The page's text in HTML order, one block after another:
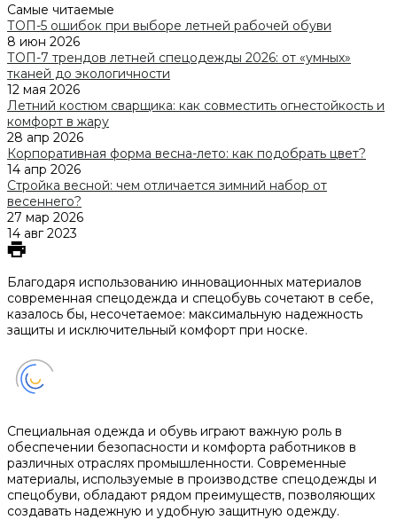
Самые читаемые
ТОП-5 ошибок при выборе летней рабочей обуви
8 июн 2026
ТОП-7 трендов летней спецодежды 2026: от «умных»
тканей до экологичности
12 мая 2026
Летний костюм сварщика: как совместить огнестойкость и
комфорт в жару
28 апр 2026
Корпоративная форма весна-лето: как подобрать цвет?
14 апр 2026
Стройка весной: чем отличается зимний набор от
весеннего?
27 мар 2026
14 авг 2023
Благодаря использованию инновационных материалов
современная спецодежда и спецобувь сочетают в себе,
казалось бы, несочетаемое: максимальную надежность
защиты и исключительный комфорт при носке.
Специальная одежда и обувь играют важную роль в
обеспечении безопасности и комфорта работников в
различных отраслях промышленности. Современные
материалы, используемые в производстве спецодежды и
спецобуви, обладают рядом преимуществ, позволяющих
создавать надежную и удобную защитную одежду.